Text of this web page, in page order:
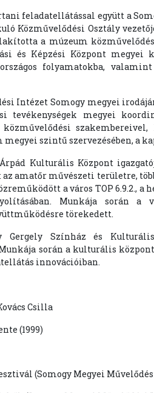
feladatellátással együtt a
Közművelődési Osztály
a múzeum
és Képzési Központ megyei
folyamatokba,
Intézet Somogy megyei
tevékenységek megyei
szintű szervezésében, a
Árpád Kulturális Központ
amatőr művészeti területre,
a város TOP 6.9.2.,
Munkája során a
törekedett.
Gergely Színház és
során a kulturális
innovációiban.
Csilla
(1999)
(Somogy Megyei